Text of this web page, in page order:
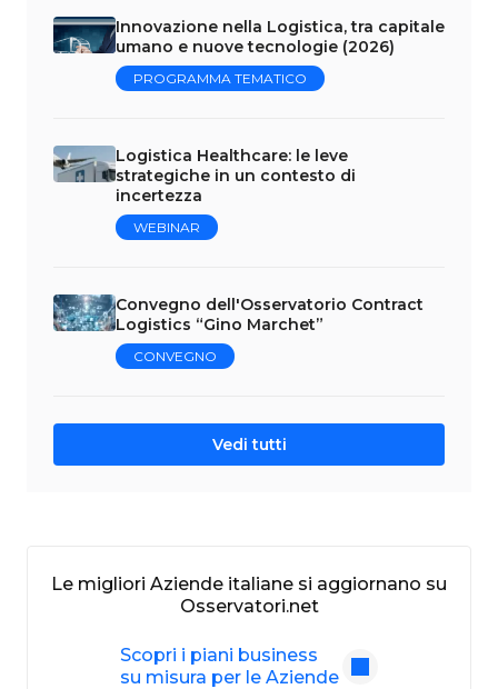
Innovazione nella Logistica, tra capitale
umano e nuove tecnologie (2026)
PROGRAMMA TEMATICO
Logistica Healthcare: le leve
strategiche in un contesto di
incertezza
WEBINAR
Convegno dell'Osservatorio Contract
Logistics “Gino Marchet”
CONVEGNO
Vedi tutti
Le migliori Aziende italiane si aggiornano su
Osservatori.net
Scopri i piani business
su misura per le Aziende